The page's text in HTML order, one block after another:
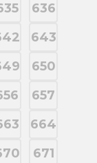
636
643
650
657
664
671